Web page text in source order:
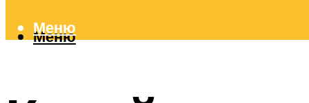
Меню
Меню